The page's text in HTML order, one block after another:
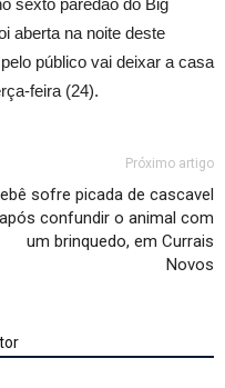
sexto paredão do Big
aberta na noite deste
público vai deixar a casa
feira (24).
Próximo artigo
sofre picada de cascavel
após confundir o animal com
um brinquedo, em Currais
Novos